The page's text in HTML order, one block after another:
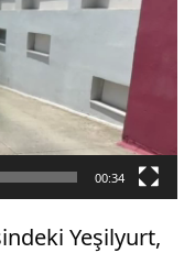
00:34
Yeşilyurt,